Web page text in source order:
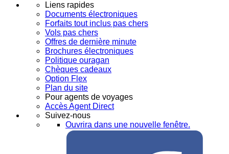
Liens rapides
Documents électroniques
Forfaits tout inclus pas chers
Vols pas chers
Offres de dernière minute
Brochures électroniques
Politique ouragan
Chèques cadeaux
Option Flex
Plan du site
Pour agents de voyages
Accès Agent Direct
Suivez-nous
Ouvrira dans une nouvelle fenêtre.